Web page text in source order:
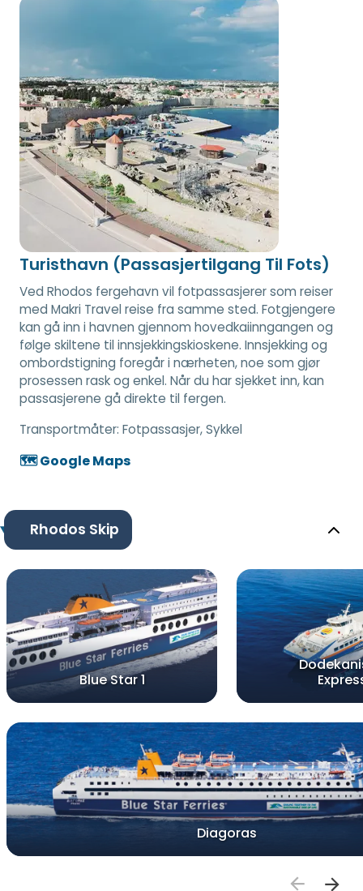
Turisthavn (Passasjertilgang Til Fots)
Ved Rhodos fergehavn vil fotpassasjerer som reiser
med Makri Travel reise fra samme sted. Fotgjengere
kan gå inn i havnen gjennom hovedkaiinngangen og
følge skiltene til innsjekkingskioskene. Innsjekking og
ombordstigning foregår i nærheten, noe som gjør
prosessen rask og enkel. Når du har sjekket inn, kan
passasjerene gå direkte til fergen.
Transportmåter: Fotpassasjer, Sykkel
🗺️ Google Maps
Rhodos Skip
Blue Star 1
Diagoras